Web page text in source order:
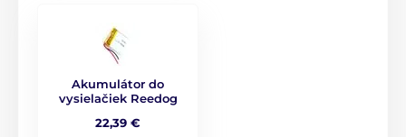
Akumulátor do
vysielačiek Reedog
22,39 €